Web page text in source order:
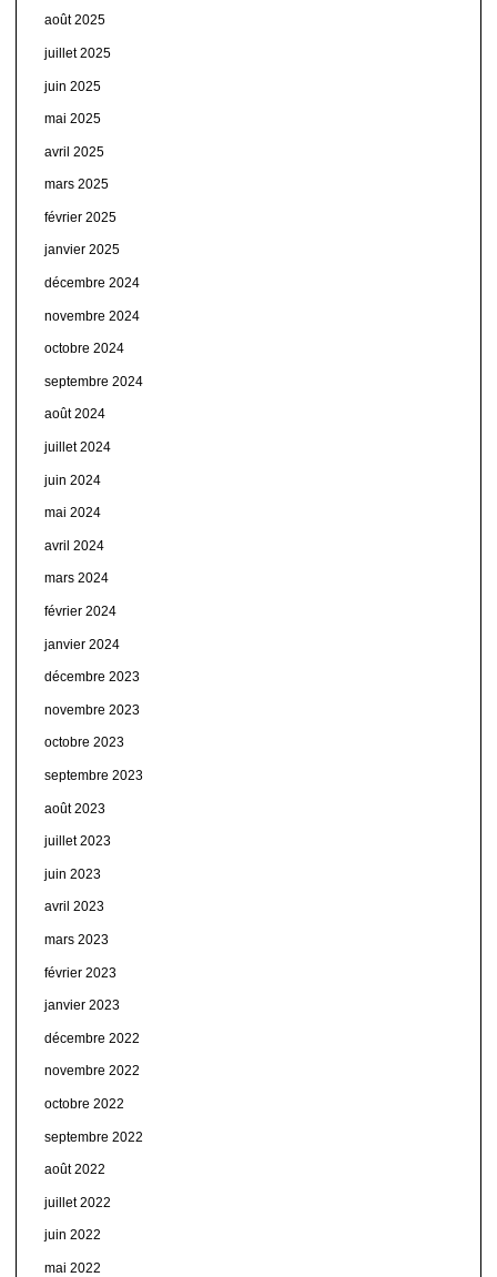
août 2025
juillet 2025
juin 2025
mai 2025
avril 2025
mars 2025
février 2025
janvier 2025
décembre 2024
novembre 2024
octobre 2024
septembre 2024
août 2024
juillet 2024
juin 2024
mai 2024
avril 2024
mars 2024
février 2024
janvier 2024
décembre 2023
novembre 2023
octobre 2023
septembre 2023
août 2023
juillet 2023
juin 2023
avril 2023
mars 2023
février 2023
janvier 2023
décembre 2022
novembre 2022
octobre 2022
septembre 2022
août 2022
juillet 2022
juin 2022
mai 2022